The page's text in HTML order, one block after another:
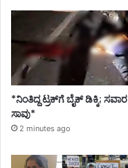
*ನಿಂತಿದ್ದ ಟ್ರಕ್‌ಗೆ ಬೈಕ್ ಡಿಕ್ಕಿ; ಸವಾರ
ಸಾವು*
2 minutes ago